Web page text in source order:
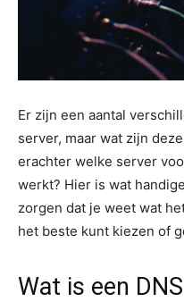
Er zijn een aantal
server, maar wat zijn
erachter welke server
werkt? Hier is wat
zorgen dat je weet wat
het beste kunt kiezen of
Wat is een